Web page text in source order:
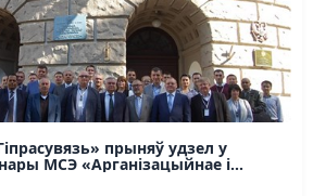
прыняў удзел у
МСЭ «Арганізацыйнае і...